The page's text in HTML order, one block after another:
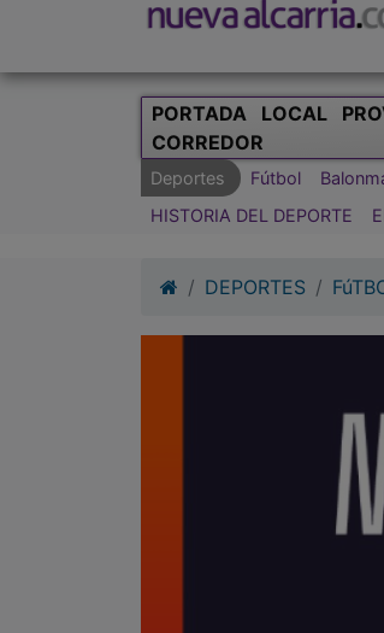
PORTADA LOCAL
CORREDOR
Deportes Fútbol
HISTORIA DEL DEPORTE
DEPORTES